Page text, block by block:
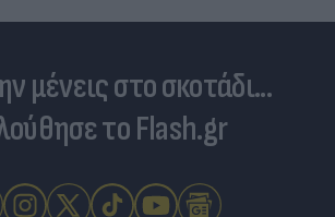
μένεις στο σκοτάδι...
το Flash.gr